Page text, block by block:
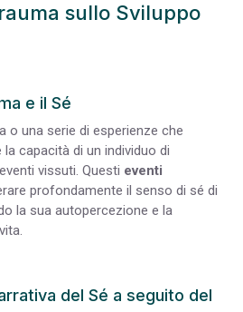
sullo Sviluppo
e il Sé
o una serie di esperienze che
capacità di un individuo di
vissuti. Questi eventi
profondamente il senso di sé di
la sua autopercezione e la
del Sé a seguito del